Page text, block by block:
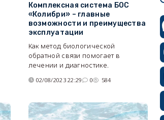
Комплексная система БОС
«Колибри» – главные
возможности и преимущества
эксплуатации
Как метод биологической
обратной связи помогает в
лечении и диагностике.
02/08/2023 22:29 0 584